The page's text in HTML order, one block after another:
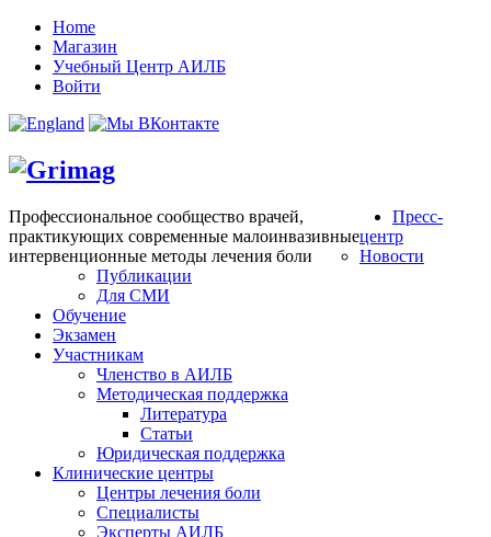
Home
Магазин
Учебный Центр АИЛБ
Войти
Профессиональное сообщество врачей,
практикующих современные малоинвазивные
интервенционные методы лечения боли
Пресс-
центр
Новости
Публикации
Для СМИ
Обучение
Экзамен
Участникам
Членство в АИЛБ
Методическая поддержка
Литература
Статьи
Юридическая поддержка
Клинические центры
Центры лечения боли
Специалисты
Эксперты АИЛБ